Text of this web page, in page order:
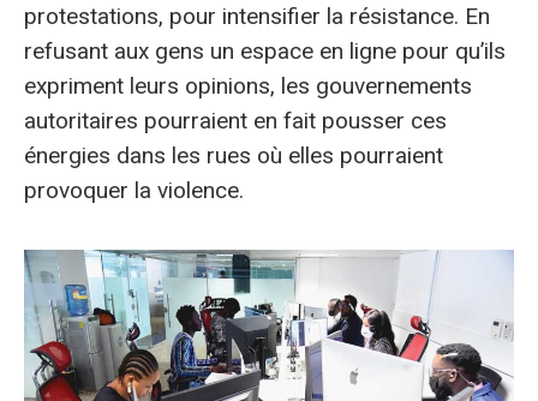
protestations, pour intensifier la résistance. En
refusant aux gens un espace en ligne pour qu’ils
expriment leurs opinions, les gouvernements
autoritaires pourraient en fait pousser ces
énergies dans les rues où elles pourraient
provoquer la violence.